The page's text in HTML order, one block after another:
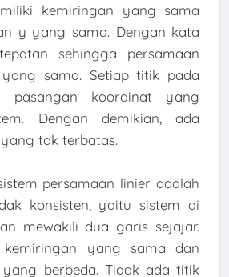
kemiringan yang sama
y yang sama. Dengan kata
sehingga persamaan
sama. Setiap titik pada
pasangan koordinat yang
Dengan demikian, ada
tak terbatas.
persamaan linier adalah
konsisten, yaitu sistem di
mewakili dua garis sejajar.
kemiringan yang sama dan
berbeda. Tidak ada titik